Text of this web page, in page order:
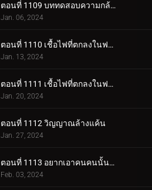
ตอนที่ 1109 บททดสอบความกล้าของขบวนการนักสืบเยาวชน
Jan. 06, 2024
ตอนที่ 1110 เชื้อไฟที่ตกลงในฟาร์ม (ภาคแรก)
Jan. 13, 2024
ตอนที่ 1111 เชื้อไฟที่ตกลงในฟาร์ม (ภาคจบ)
Jan. 20, 2024
ตอนที่ 1112 วิญญาณล้างแค้น
Jan. 27, 2024
ตอนที่ 1113 อยากเอาคนคนนั้นกลับมา
Feb. 03, 2024